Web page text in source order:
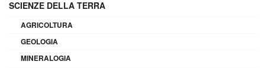
SCIENZE DELLA TERRA
AGRICOLTURA
GEOLOGIA
MINERALOGIA